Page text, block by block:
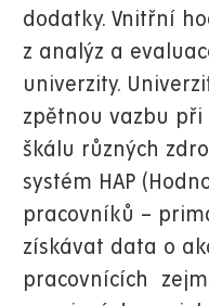
dodatky. Vnitřní
z analýz a
univerzity.
zpětnou vazbu
škálu různých
systém HAP
pracovníků –
získávat data o
pracovnících